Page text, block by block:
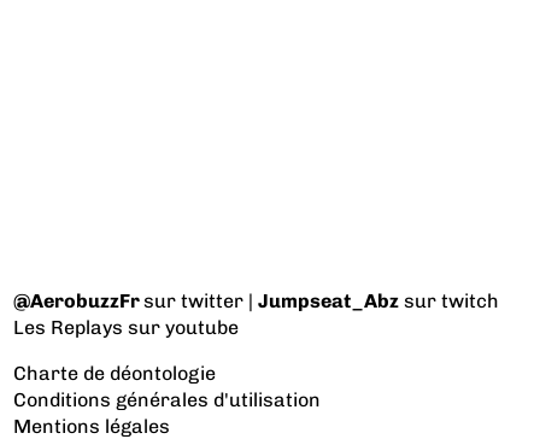
@AerobuzzFrsur twitter |Jumpseat_Abz sur twitch
Les Replays sur youtube
Charte de déontologie
Conditions générales d'utilisation
Mentions légales